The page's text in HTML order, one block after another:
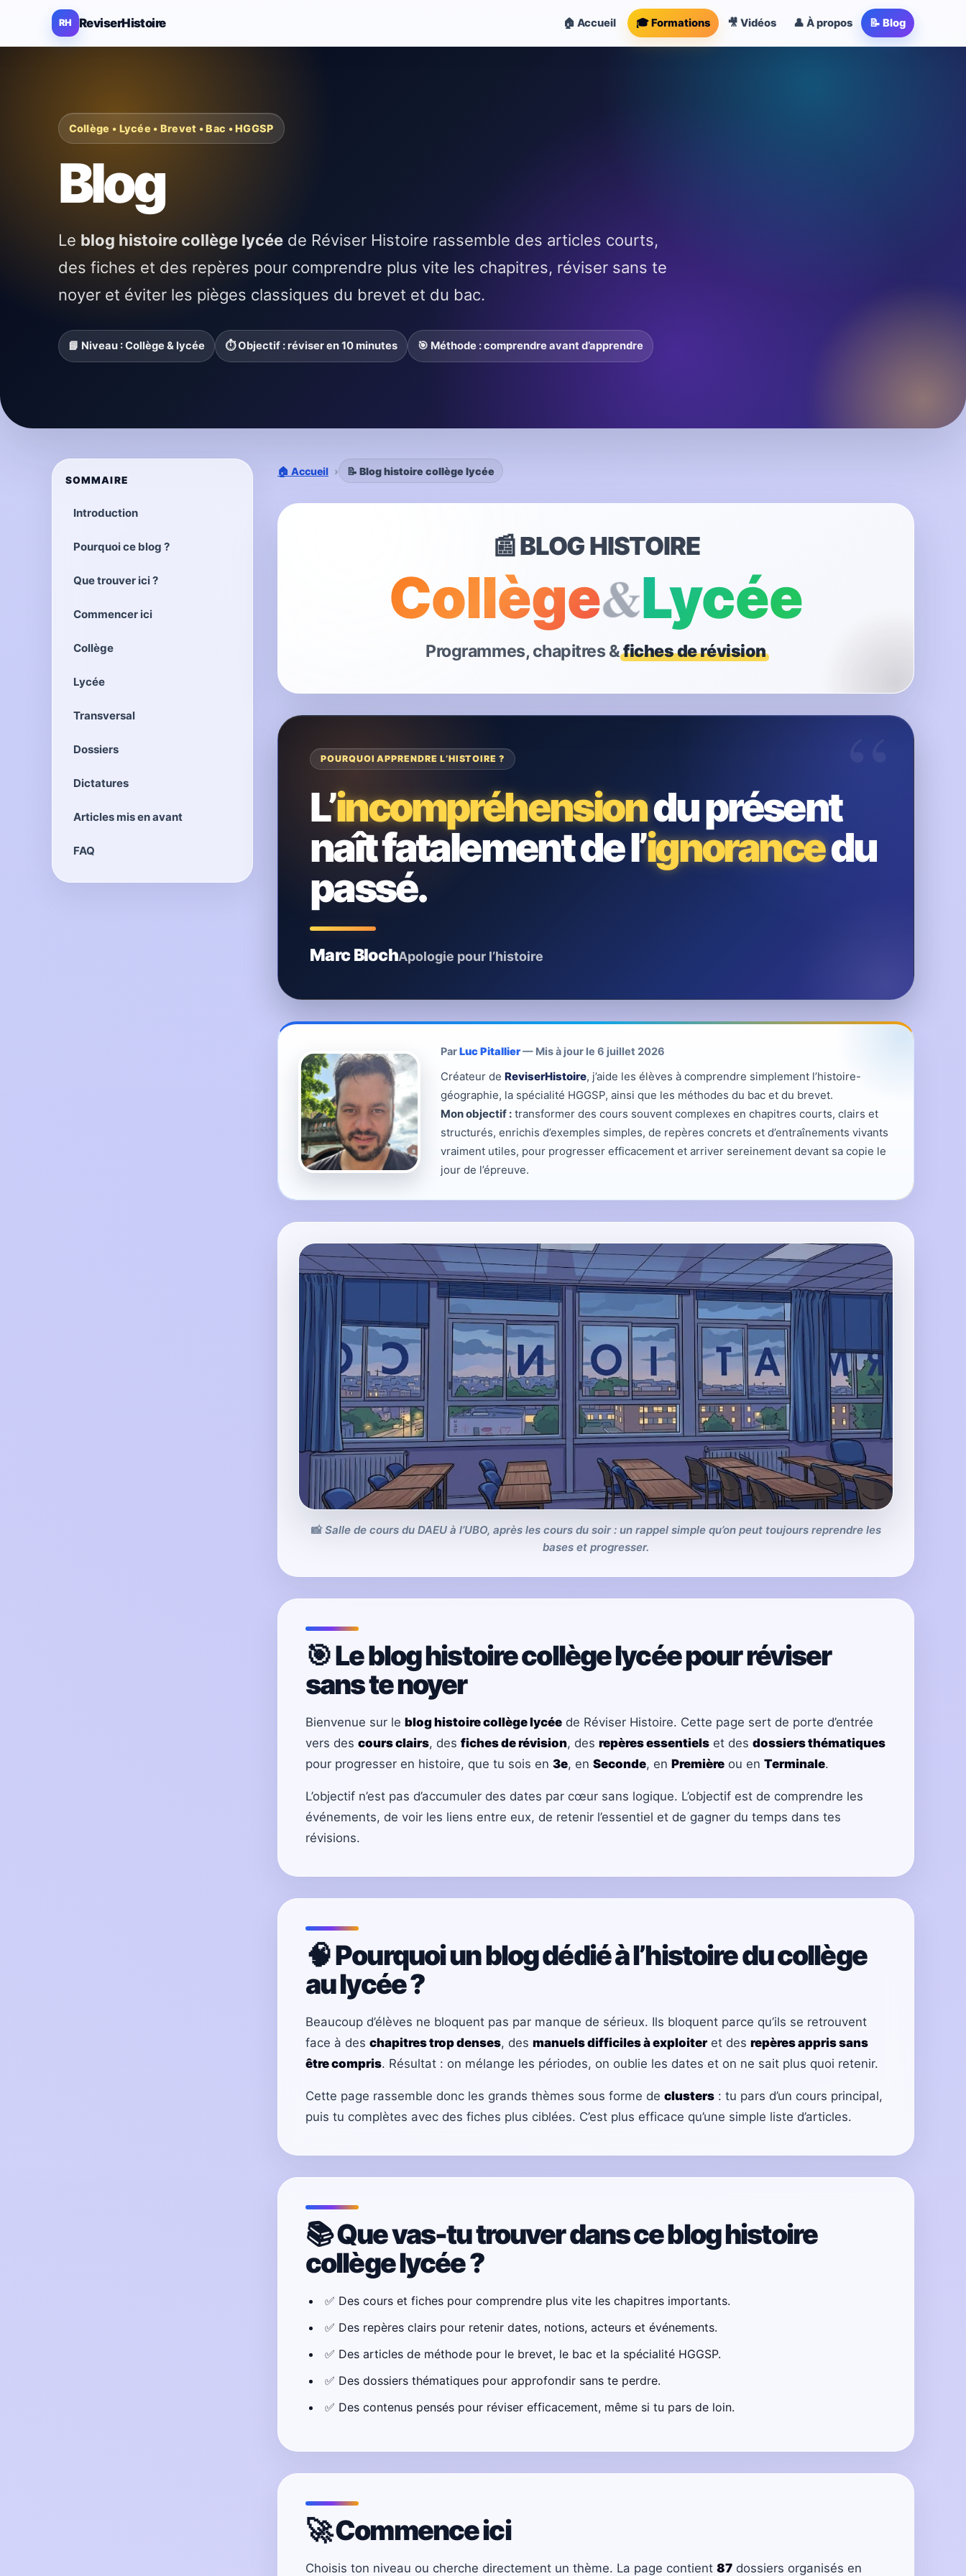
RH ReviserHistoire 🏠 Accueil 🎓 Formations 🎥 Vidéos 👤 À propos 📝 Blog
Collège • Lycée • Brevet • Bac • HGGSP
Blog
Le blog histoire collège lycéede Réviser Histoire rassemble des articles courts,
des fiches et des repères pour comprendre plus vite les chapitres, réviser sans te
noyer et éviter les pièges classiques du brevet et du bac.
📘 Niveau : Collège & lycée ⏱️ Objectif : réviser en 10 minutes 🎯 Méthode : comprendre avant d’apprendre
SOMMAIRE
Introduction
Pourquoi ce blog ?
Que trouver ici ?
Commencer ici
Collège
Lycée
Transversal
Dossiers
Dictatures
Articles mis en avant
FAQ
🏠 Accueil 📝 Blog histoire collège lycée
📰 BLOG HISTOIRE
Collège&Lycée
Programmes, chapitres &fiches de révision
POURQUOI APPRENDRE L’HISTOIRE ? “
L’incompréhensiondu présent
naît fatalement de l’ignorancedu
passé.
Marc BlochApologie pour l’histoire
ParLuc Pitallier— Mis à jour le 6 juillet 2026
Créateur de ReviserHistoire, j’aide les élèves à comprendre simplement l’histoire-
géographie, la spécialité HGGSP, ainsi que les méthodes du bac et du brevet.
Mon objectif : transformer des cours souvent complexes en chapitres courts, clairs et
structurés, enrichis d’exemples simples, de repères concrets et d’entraînements vivants
vraiment utiles, pour progresser efficacement et arriver sereinement devant sa copie le
jour de l’épreuve.
Salle de cours du DAEU à l’UBO, après les cours du soir : un rappel simple qu’on peut toujours reprendre les
bases et progresser.
🎯 Le blog histoire collège lycée pour réviser
sans te noyer
Bienvenue sur le blog histoire collège lycée de Réviser Histoire. Cette page sert de porte d’entrée
vers des cours clairs, des fiches de révision, des repères essentiels et des dossiers thématiques
pour progresser en histoire, que tu sois en 3e, en Seconde, en Première ou en Terminale.
L’objectif n’est pas d’accumuler des dates par cœur sans logique. L’objectif est de comprendre les
événements, de voir les liens entre eux, de retenir l’essentiel et de gagner du temps dans tes
révisions.
🧠 Pourquoi un blog dédié à l’histoire du collège
au lycée ?
Beaucoup d’élèves ne bloquent pas par manque de sérieux. Ils bloquent parce qu’ils se retrouvent
face à des chapitres trop denses, des manuels difficiles à exploiter et des repères appris sans
être compris. Résultat : on mélange les périodes, on oublie les dates et on ne sait plus quoi retenir.
Cette page rassemble donc les grands thèmes sous forme de clusters : tu pars d’un cours principal,
puis tu complètes avec des fiches plus ciblées. C’est plus efficace qu’une simple liste d’articles.
📚 Que vas-tu trouver dans ce blog histoire
collège lycée ?
✅ Des cours et fiches pour comprendre plus vite les chapitres importants.
✅ Des repères clairs pour retenir dates, notions, acteurs et événements.
✅ Des articles de méthode pour le brevet, le bac et la spécialité HGGSP.
✅ Des dossiers thématiques pour approfondir sans te perdre.
✅ Des contenus pensés pour réviser efficacement, même si tu pars de loin.
🚀 Commence ici
Choisis ton niveau ou cherche directement un thème. La page contient 87 dossiers organisés en